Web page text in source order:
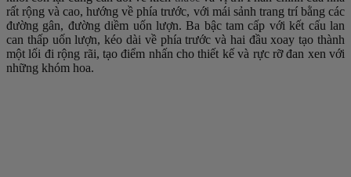
rất rộng và cao, hướng về phía trước, với mái sảnh trang trí bằng các
đường gân, đường diềm uốn lượn. Ba bậc tam cấp với kết cấu lan
can thấp uốn lượn, kéo dài về phía trước và hai đầu xoay tạo thành
một lối đi rộng rãi, tạo điểm nhấn cho thiết kế và rực rỡ đan xen với
những khóm hoa.